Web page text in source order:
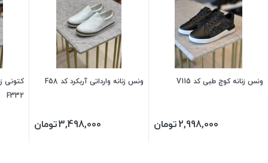
ونس زنانه کوچ طبی کد V115
2,998,000تومان
ونس زنانه وارداتی آربکرد کد F58
3,498,000تومان
کتونی
F332